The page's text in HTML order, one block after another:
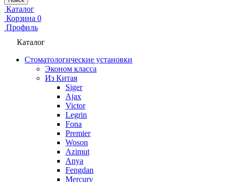
Каталог
Корзина 0
Профиль
Каталог
Стоматологические установки
Эконом класса
Из Китая
Siger
Ajax
Victor
Legrin
Fona
Premier
Woson
Azimut
Anya
Fengdan
Mercury